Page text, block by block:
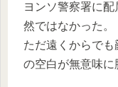
ヨンソ警察署に
然ではなかった。
ただ遠くからで
の空白が無意味に